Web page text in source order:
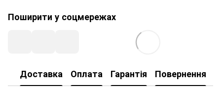
Поширити у соцмережах
Доставка Оплата Гарантія Повернення